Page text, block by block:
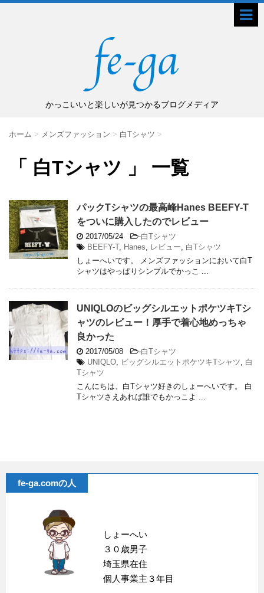
かっこいいと楽しいが見つかるブログメディア
ホーム > メンズファッション > 白Tシャツ >
「 白Tシャツ 」 一覧
パックTシャツの最高峰Hanes BEEFY-T
をついに購入したのでレビュー
2017/05/24 -白Tシャツ
BEEFY-T, Hanes レビュー
白Tシャツ
しょーへいです。 メンズファッションにおいて白T
シャツはやっぱりシンプルでかっこ ...
UNIQLOのビッグシルエットポケツキTシ
ャツのレビュー！厚手で着心地めっちゃ
良かった
2017/05/08 -白Tシャツ
UNIQLO
ビッグシルエットポケツキTシャツ
白
Tシャツ
こんにちは、白Tシャツ好きのしょーへいです。 白
Tシャツさえあれば誰でもかっこよ ...
fe-ga.comの人
しょーへい
３０歳男子
埼玉県在住
個人事業主３年目